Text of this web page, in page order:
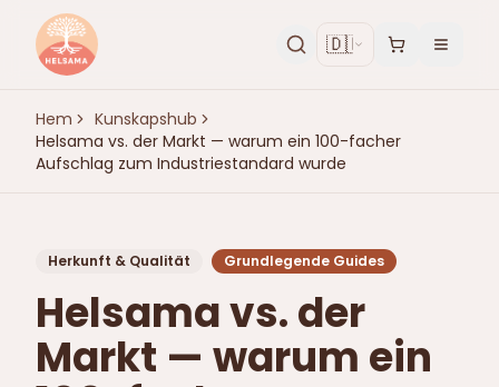
🇩🇪
Hem
Kunskapshub
Helsama vs. der Markt — warum ein 100-facher
Aufschlag zum Industriestandard wurde
Herkunft & Qualität Grundlegende Guides
Helsama vs. der
Markt — warum ein